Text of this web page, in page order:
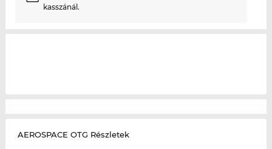
kasszánál.
AEROSPACE OTG Részletek